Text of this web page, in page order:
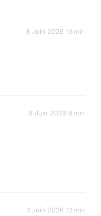
8 Juin 2026 13 min
8 Juin 2026 8 min
3 Juin 2026 12 min